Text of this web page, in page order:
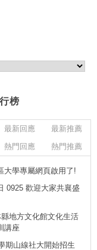
榜
最新回應
最新推薦
熱門回應 熱門推薦
大學專屬網頁啟用了!
0925 歡迎大家共襄盛
地方文化館文化生活
講座
期山線社大開始招生